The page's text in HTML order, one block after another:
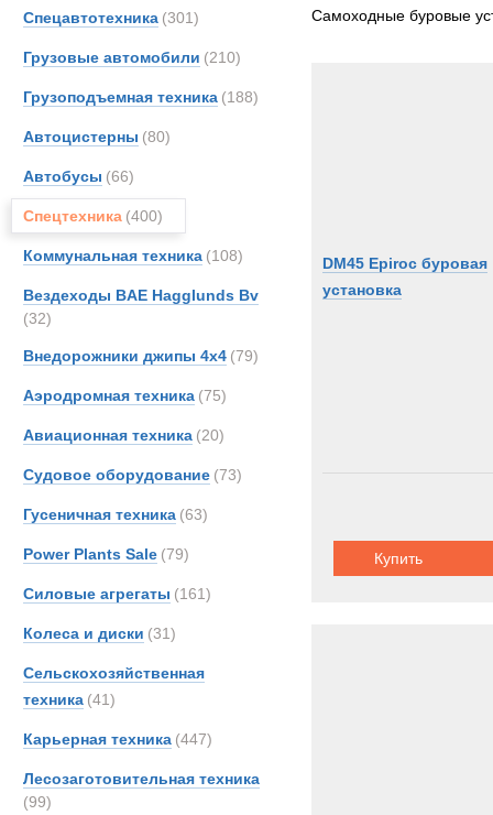
Спецавтотехника (301)
Грузовые автомобили (210)
Грузоподъемная техника (188)
Автоцистерны (80)
Автобусы (66)
Спецтехника (400)
Коммунальная техника (108)
Вездеходы BAE Hagglunds Bv
(32)
Внедорожники джипы 4х4 (79)
Аэродромная техника (75)
Авиационная техника (20)
Судовое оборудование (73)
Гусеничная техника (63)
Power Plants Sale (79)
Силовые агрегаты (161)
Колеса и диски (31)
Сельскохозяйственная
техника (41)
Карьерная техника (447)
Лесозаготовительная техника
(99)
Самоходные буровые
DM45 Epiroc буровая
установка
Купить